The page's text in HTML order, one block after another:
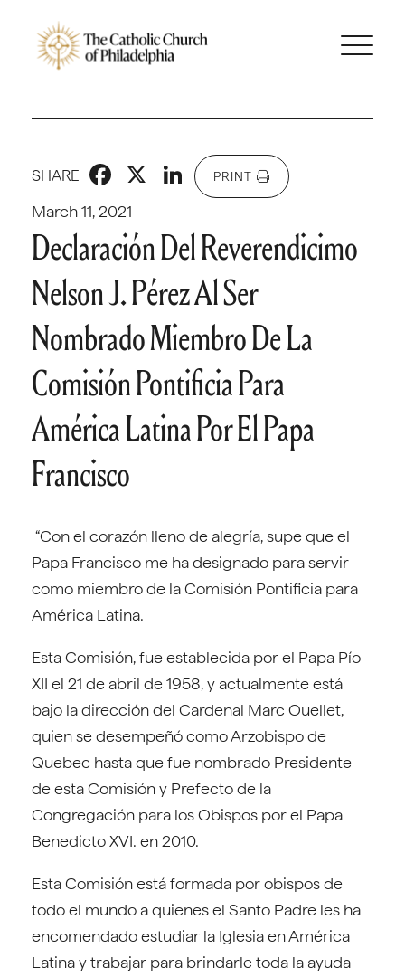
March 11, 2021
SHARE Facebook
X LinkedIn
PRINT
Declaración Del Reverendicimo
Nelson J. Pérez Al Ser
Nombrado Miembro De La
Comisión Pontificia Para
América Latina Por El Papa
Francisco
“Con el corazón lleno de alegría, supe que el
Papa Francisco me ha designado para servir
como miembro de la Comisión Pontificia para
América Latina.
Esta Comisión, fue establecida por el Papa Pío
XII el 21 de abril de 1958, y actualmente está
bajo la dirección del Cardenal Marc Ouellet,
quien se desempeñó como Arzobispo de
Quebec hasta que fue nombrado Presidente
de esta Comisión y Prefecto de la
Congregación para los Obispos por el Papa
Benedicto XVI. en 2010.
Esta Comisión está formada por obispos de
todo el mundo a quienes el Santo Padre les ha
encomendado estudiar la Iglesia en América
Latina y trabajar para brindarle toda la ayuda